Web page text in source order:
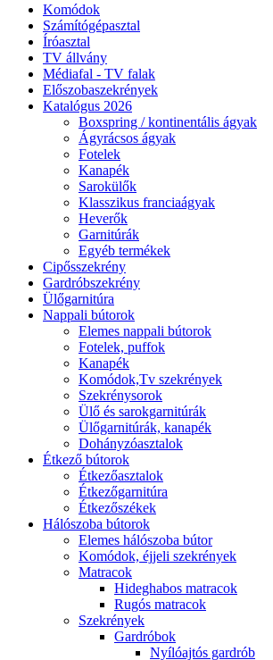
Komódok
Számítógépasztal
Íróasztal
TV állvány
Médiafal - TV falak
Előszobaszekrények
Katalógus 2026
Boxspring / kontinentális ágyak
Ágyrácsos ágyak
Fotelek
Kanapék
Sarokülők
Klasszikus franciaágyak
Heverők
Garnitúrák
Egyéb termékek
Cipősszekrény
Gardróbszekrény
Ülőgarnitúra
Nappali bútorok
Elemes nappali bútorok
Fotelek, puffok
Kanapék
Komódok,Tv szekrények
Szekrénysorok
Ülő és sarokgarnitúrák
Ülőgarnitúrák, kanapék
Dohányzóasztalok
Étkező bútorok
Étkezőasztalok
Étkezőgarnitúra
Étkezőszékek
Hálószoba bútorok
Elemes hálószoba bútor
Komódok, éjjeli szekrények
Matracok
Hideghabos matracok
Rugós matracok
Szekrények
Gardróbok
Nyílóajtós gardrób